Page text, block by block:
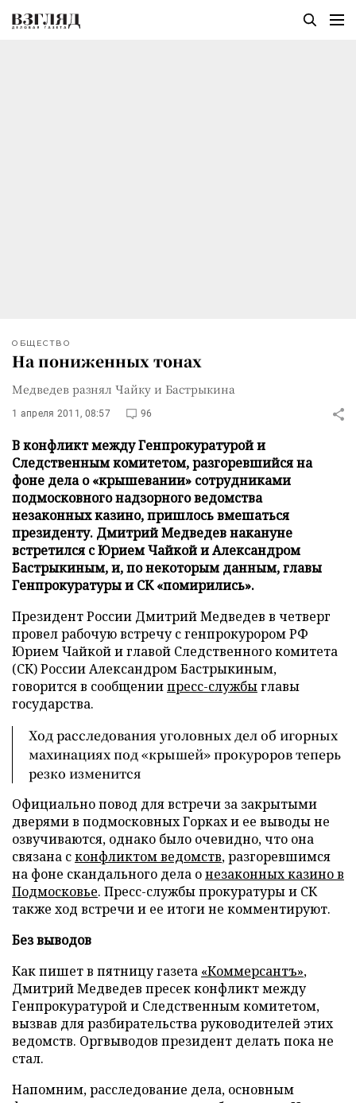
ОБЩЕСТВО
На пониженных тонах
Медведев разнял Чайку и Бастрыкина
1 апреля 2011, 08:57 96
В конфликт между Генпрокуратурой и
Следственным комитетом, разгоревшийся на
фоне дела о «крышевании» сотрудниками
подмосковного надзорного ведомства
незаконных казино, пришлось вмешаться
президенту. Дмитрий Медведев накануне
встретился с Юрием Чайкой и Александром
Бастрыкиным, и, по некоторым данным, главы
Генпрокуратуры и СК «помирились».
Президент России Дмитрий Медведев в четверг
провел рабочую встречу с генпрокурором РФ
Юрием Чайкой и главой Следственного комитета
(СК) России Александром Бастрыкиным,
говорится в сообщениипресс-службыглавы
государства.
Ход расследования уголовных дел об игорных
махинациях под «крышей» прокуроров теперь
резко изменится
Официально повод для встречи за закрытыми
дверями в подмосковных Горках и ее выводы не
озвучиваются, однако было очевидно, что она
связана сконфликтом ведомств, разгоревшимся
на фоне скандального дела онезаконных казино в
Подмосковье. Пресс-службы прокуратуры и СК
также ход встречи и ее итоги не комментируют.
Без выводов
Как пишет в пятницу газета «Коммерсантъ»,
Дмитрий Медведев пресек конфликт между
Генпрокуратурой и Следственным комитетом,
вызвав для разбирательства руководителей этих
ведомств. Оргвыводов президент делать пока не
стал.
Напомним, расследование дела, основным